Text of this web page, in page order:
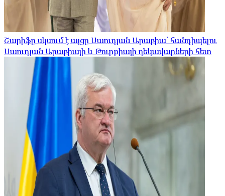
Շարիֆը սկսում է այցը Սաուդյան Արաբիա՝ հանդիպելու
Սաուդյան Արաբիայի և Թուրքիայի ղեկավարների հետ